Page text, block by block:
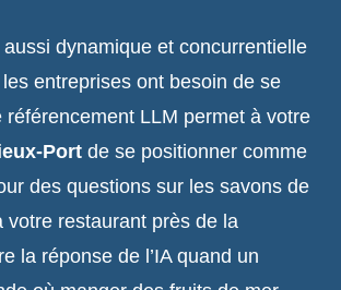
dynamique et concurrentielle
entreprises ont besoin de se
référencement LLM permet à votre
Port de se positionner comme
des questions sur les savons de
votre restaurant près de la
la réponse de l’IA quand un